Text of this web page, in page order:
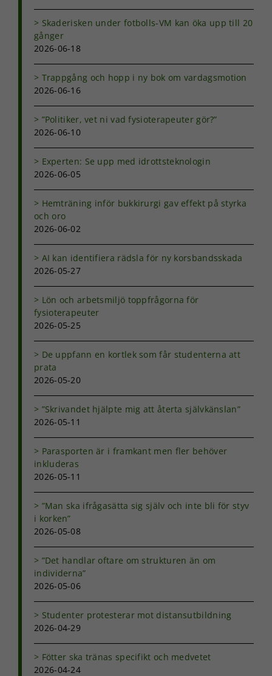
Skaderisken under fotbolls-VM kan öka upp till 20
gånger
2026-06-18
Trappgång och hopp i ny bok om vardagsmotion
2026-06-16
”Politiker, vet ni vad fysioterapeuter gör?”
2026-06-10
Experten: Se upp med idrottsteknologin
2026-06-05
Hemträning inför bukkirurgi gav effekt på styrka
och oro
2026-06-02
AI kan identifiera rädsla för ny korsbandsskada
2026-05-27
Lön och arbetsmiljö toppfrågorna för
fysioterapeuter
2026-05-25
De uppfann en kortlek som får studenterna att
prata
2026-05-20
”Skrivandet hjälpte mig att återta självkänslan”
2026-05-11
Parasporten är i framkant men fler behöver
inkluderas
2026-05-11
”Man ska ifrågasätta sig själv och inte bli för styv
i korken”
2026-05-08
”Det handlar oftare om strukturen än om
individerna”
2026-05-06
Studenter protesterar mot distansutbildning
2026-04-29
Fötter ska tränas specifikt och medvetet
2026-04-24
Dessa kakor
välja bort. De
behövs för
fungera.
För att vi ska
kunna
och
hur
hemsidan
För att vår
bra som
möjligt under
de här
kakorna